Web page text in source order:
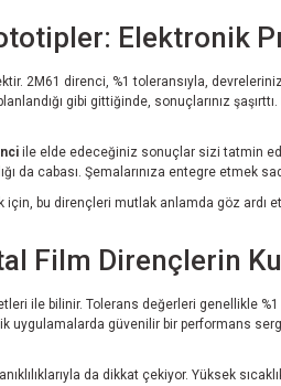
Elektronik
2M61 direnci, %1 toleransıyla,
gibi gittiğinde, sonuçlarınız
ile elde edeceğiniz sonuçlar sizi tatmin
da cabası. Şemalarınıza entegre etmek
bu dirençleri mutlak anlamda göz ardı
Film Dirençlerin
ile bilinir. Tolerans değerleri genellikle
güvenilir bir performans
da dikkat çekiyor. Yüksek